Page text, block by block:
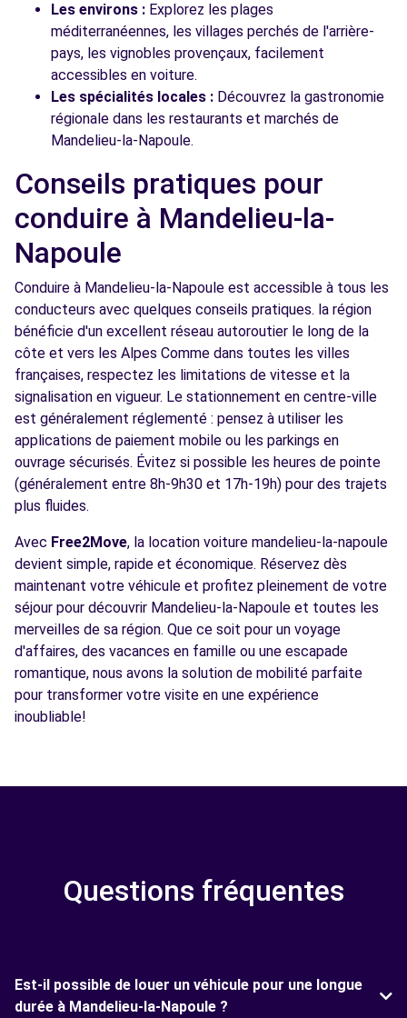
Les environs : Explorez les plages
méditerranéennes, les villages perchés de l'arrière-
pays, les vignobles provençaux, facilement
accessibles en voiture.
Les spécialités locales : Découvrez la gastronomie
régionale dans les restaurants et marchés de
Mandelieu-la-Napoule.
Conseils pratiques pour
conduire à Mandelieu-la-
Napoule
Conduire à Mandelieu-la-Napoule est accessible à tous les
conducteurs avec quelques conseils pratiques. la région
bénéficie d'un excellent réseau autoroutier le long de la
côte et vers les Alpes Comme dans toutes les villes
françaises, respectez les limitations de vitesse et la
signalisation en vigueur. Le stationnement en centre-ville
est généralement réglementé : pensez à utiliser les
applications de paiement mobile ou les parkings en
ouvrage sécurisés. Évitez si possible les heures de pointe
(généralement entre 8h-9h30 et 17h-19h) pour des trajets
plus fluides.
Avec Free2Move, la location voiture mandelieu-la-napoule
devient simple, rapide et économique. Réservez dès
maintenant votre véhicule et profitez pleinement de votre
séjour pour découvrir Mandelieu-la-Napoule et toutes les
merveilles de sa région. Que ce soit pour un voyage
d'affaires, des vacances en famille ou une escapade
romantique, nous avons la solution de mobilité parfaite
pour transformer votre visite en une expérience
inoubliable!
Questions fréquentes
Est-il possible de louer un véhicule pour une longue
durée à Mandelieu-la-Napoule ?